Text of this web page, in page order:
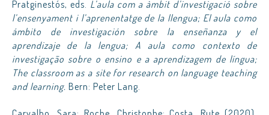
Pratginestós, eds. L’aula com a àmbit d’investigació sobre
l’ensenyament i l’aprenentatge de la llengua; El aula como
ámbito de investigación sobre la enseñanza y el
aprendizaje de la lengua; A aula como contexto de
investigação sobre o ensino e a aprendizagem de língua;
The classroom as a site for research on language teaching
and learning. Bern: Peter Lang.